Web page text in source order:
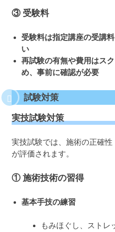
③ 受験料
受験料は指定講座の受講
い
再試験の有無や費用はス
め、事前に確認が必要
試験対策
実技試験対策
実技試験では、施術の正確
が評価されます。
① 施術技術の習得
基本手技の練習
もみほぐし、ストレ